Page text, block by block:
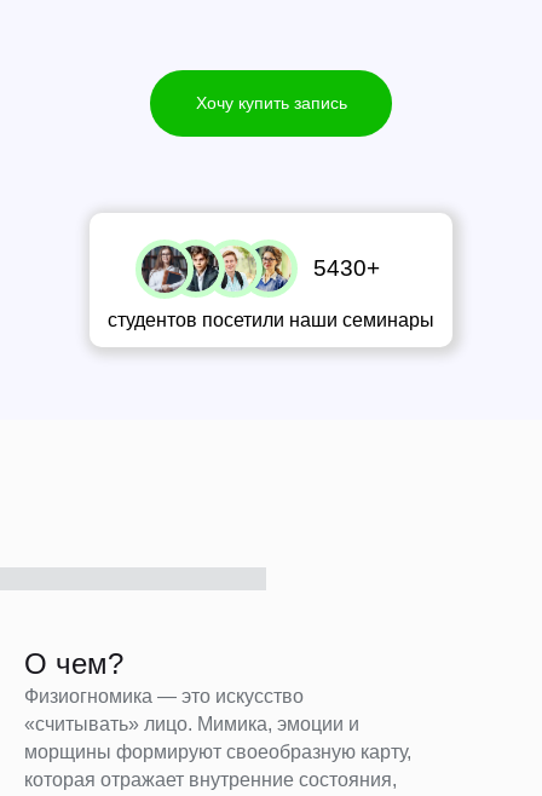
Хочу купить запись
студентов посетили наши семинары
5430+
Физиогномика — это искусство
«считывать» лицо. Мимика, эмоции и
морщины формируют своеобразную карту,
которая отражает внутренние состояния,
О чем?